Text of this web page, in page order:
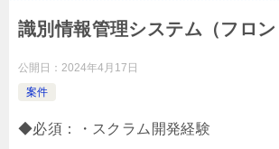
識別情報管理システム（フロン
公開日： 2024年4月17日
案件
◆必須：・スクラム開発経験